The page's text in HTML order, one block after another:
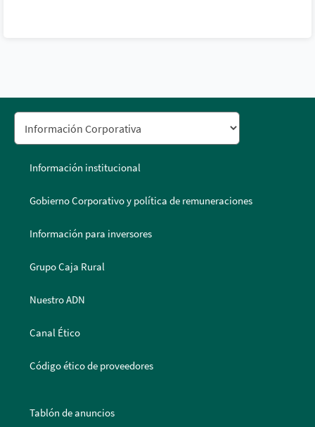
Información institucional
Gobierno Corporativo y política de remuneraciones
Información para inversores
Grupo Caja Rural
Nuestro ADN
Canal Ético
Código ético de proveedores
Tablón de anuncios